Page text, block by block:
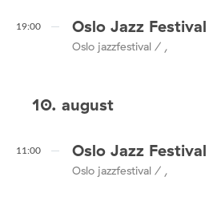
19:00 Oslo Jazz Festival
Oslo jazzfestival / ,
10. august
11:00 Oslo Jazz Festival
Oslo jazzfestival / ,